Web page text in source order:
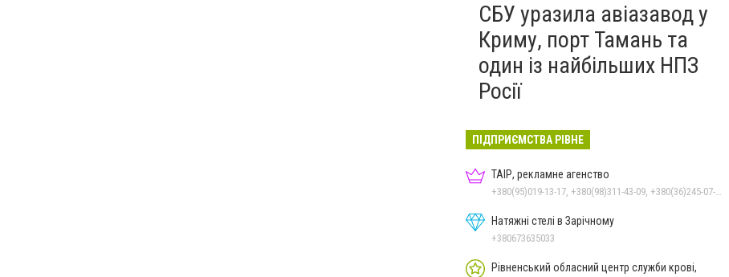
СБУ уразила авіазавод у
Криму, порт Тамань та
один із найбільших НПЗ
Росії
ПІДПРИЄМСТВА РІВНЕ
ТАІР, рекламне агенство
+380(95)019-13-17, +380(98)311-43-09, +380(36)245-07-05
Натяжні стелі в Зарічному
+380673635033
Рівненський обласний центр служби крові,